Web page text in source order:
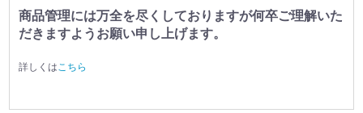
商品管理には万全を尽くしておりますが何卒ご理解いた
だきますようお願い申し上げます。
詳しくはこちら